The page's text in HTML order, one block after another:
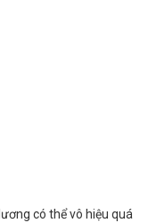
có thể vô hiệu quá